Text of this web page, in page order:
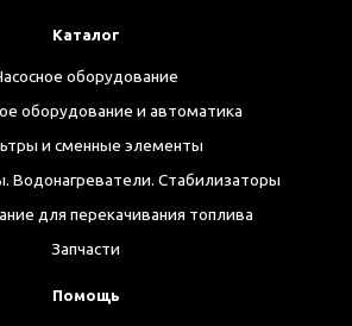
Каталог
оборудование
оборудование и автоматика
и сменные элементы
Водонагреватели. Стабилизаторы
для перекачивания топлива
Запчасти
Помощь